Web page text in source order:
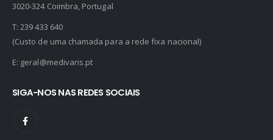
3020-324 Coimbra, Portugal
T:239 433 640
(Custo de uma chamada para a rede fixa nacional)
E: geral@medivaris.pt
SIGA-NOS NAS REDES SOCIAIS